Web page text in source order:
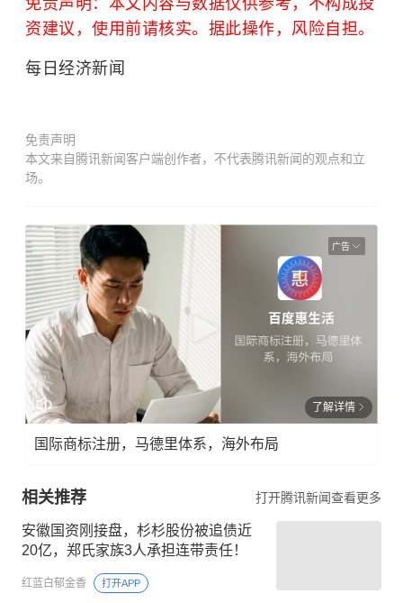
免责声明：本文内容与数据仅供参考，不构成投
资建议，使用前请核实。据此操作，风险自担。
每日经济新闻
免责声明
本文来自腾讯新闻客户端创作者，不代表腾讯新闻的观点和立
场。
广告
了解详情
国际商标注册，马德里体系，海外布局
相关推荐 打开腾讯新闻查看更多
安徽国资刚接盘，杉杉股份被追债近
20亿，郑氏家族3人承担连带责任！
红蓝白郁金香 打开APP